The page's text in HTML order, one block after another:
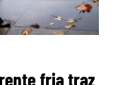
fria traz